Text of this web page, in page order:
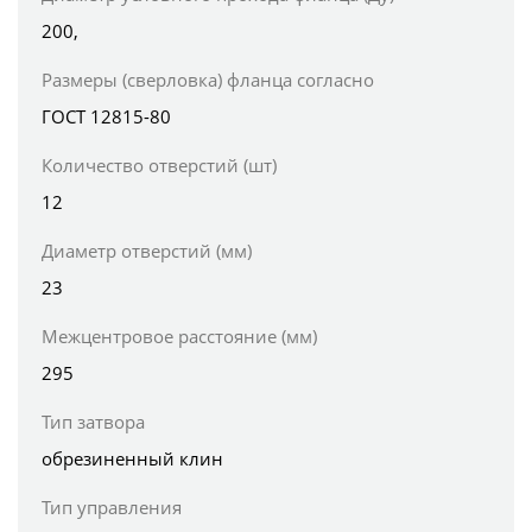
200,
Размеры (сверловка) фланца согласно
ГОСТ 12815-80
Количество отверстий (шт)
12
Диаметр отверстий (мм)
23
Межцентровое расстояние (мм)
295
Тип затвора
обрезиненный клин
Тип управления